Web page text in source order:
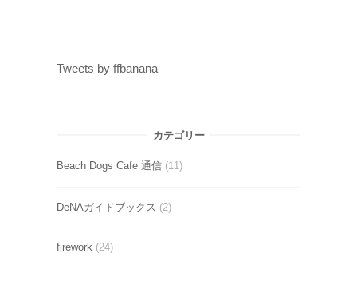
Tweets by ffbanana
カテゴリー
Beach Dogs Cafe 通信 (11)
DeNAガイドブックス (2)
firework (24)